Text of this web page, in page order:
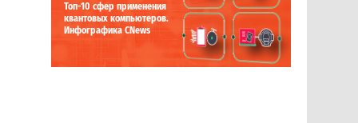
Топ-10 сфер применения
квантовых компьютеров.
Инфографика CNews